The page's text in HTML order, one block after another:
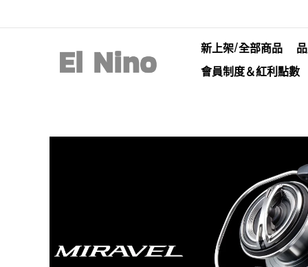
新上架/全部商品
會員制度＆紅利點數